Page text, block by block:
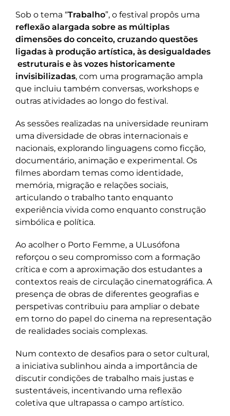
Sob o tema “Trabalho”, o festival propôs uma
reflexão alargada sobre as múltiplas
dimensões do conceito, cruzando questões
ligadas à produção artística, às desigualdades
estruturais e às vozes historicamente
invisibilizadas, com uma programação ampla
que incluiu também conversas, workshops e
outras atividades ao longo do festival.
As sessões realizadas na universidade reuniram
uma diversidade de obras internacionais e
nacionais, explorando linguagens como ficção,
documentário, animação e experimental. Os
filmes abordam temas como identidade,
memória, migração e relações sociais,
articulando o trabalho tanto enquanto
experiência vivida como enquanto construção
simbólica e política.
Ao acolher o Porto Femme, a ULusófona
reforçou o seu compromisso com a formação
crítica e com a aproximação dos estudantes a
contextos reais de circulação cinematográfica. A
presença de obras de diferentes geografias e
perspetivas contribuiu para ampliar o debate
em torno do papel do cinema na representação
de realidades sociais complexas.
Num contexto de desafios para o setor cultural,
a iniciativa sublinhou ainda a importância de
discutir condições de trabalho mais justas e
sustentáveis, incentivando uma reflexão
coletiva que ultrapassa o campo artístico.